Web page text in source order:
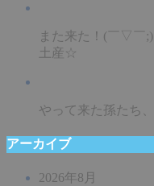
また来た！(￣▽
土産☆
やって来た孫たち
アーカイブ
2026年8月